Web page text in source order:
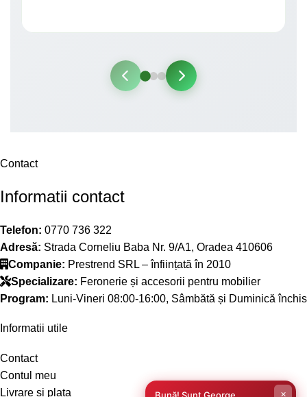
Contact
Informatii contact
Telefon: 0770 736 322
Adresă: Strada Corneliu Baba Nr. 9/A1, Oradea 410606
Companie: Prestrend SRL – înființată în 2010
Specializare: Feronerie și accesorii pentru mobilier
Program: Luni-Vineri 08:00-16:00, Sâmbătă și Duminică închis
Informatii utile
Contact
Contul meu
Livrare si plata
×